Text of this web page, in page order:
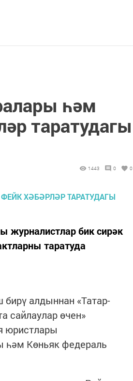
һәм
таратудагы
1443 0 0
бик сирәк
таратуда
бирү алдыннан «Татар-
сайлаулар өчен»
юристлары
һәм Көньяк федераль